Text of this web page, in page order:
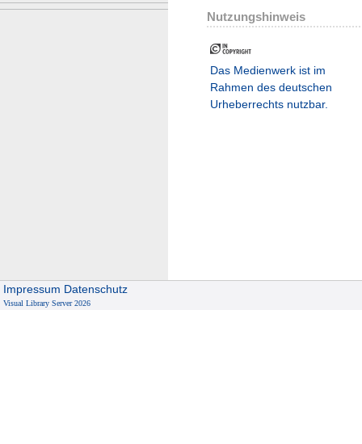
Nutzungshinweis
Das Medienwerk ist im
Rahmen des deutschen
Urheberrechts nutzbar.
Impressum Datenschutz
Visual Library Server 2026